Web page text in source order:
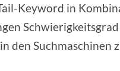
Keyword in
den Suchmaschinen